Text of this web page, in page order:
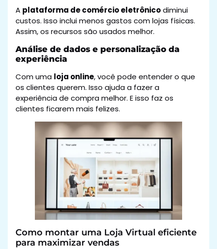
A plataforma de comércio eletrônicodiminui
custos. Isso inclui menos gastos com lojas físicas.
Assim, os recursos são usados melhor.
Análise de dados e personalização da
experiência
Com uma loja online, você pode entender o que
os clientes querem. Isso ajuda a fazer a
experiência de compra melhor. E isso faz os
clientes ficarem mais felizes.
Como montar uma Loja Virtual eficiente
para maximizar vendas